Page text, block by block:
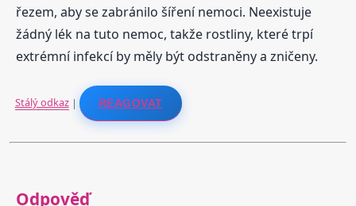
řezem, aby se zabránilo šíření nemoci. Neexistuje
žádný lék na tuto nemoc, takže rostliny, které trpí
extrémní infekcí by měly být odstraněny a zničeny.
Stálý odkaz| REAGOVAT
Odpověď